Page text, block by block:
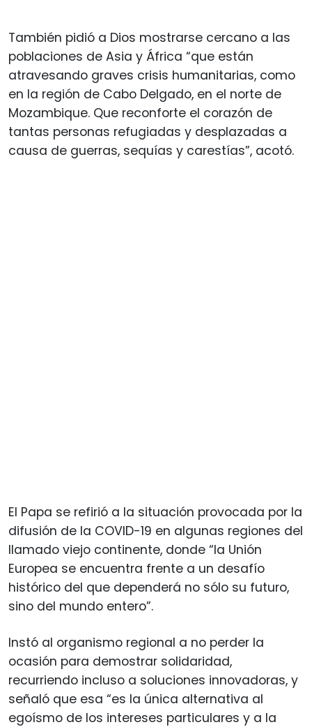
También pidió a Dios mostrarse cercano a las
poblaciones de Asia y África “que están
atravesando graves crisis humanitarias, como
en la región de Cabo Delgado, en el norte de
Mozambique. Que reconforte el corazón de
tantas personas refugiadas y desplazadas a
causa de guerras, sequías y carestías”, acotó.
El Papa se refirió a la situación provocada por la
difusión de la COVID-19 en algunas regiones del
llamado viejo continente, donde “la Unión
Europea se encuentra frente a un desafío
histórico del que dependerá no sólo su futuro,
sino del mundo entero”.
Instó al organismo regional a no perder la
ocasión para demostrar solidaridad,
recurriendo incluso a soluciones innovadoras, y
señaló que esa “es la única alternativa al
egoísmo de los intereses particulares y a la